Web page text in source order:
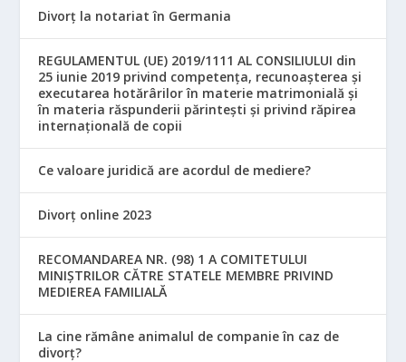
Divorț la notariat în Germania
REGULAMENTUL (UE) 2019/1111 AL CONSILIULUI din
25 iunie 2019 privind competența, recunoașterea și
executarea hotărârilor în materie matrimonială și
în materia răspunderii părintești și privind răpirea
internațională de copii
Ce valoare juridică are acordul de mediere?
Divorț online 2023
RECOMANDAREA NR. (98) 1 A COMITETULUI
MINIŞTRILOR CĂTRE STATELE MEMBRE PRIVIND
MEDIEREA FAMILIALĂ
La cine rămâne animalul de companie în caz de
divorț?